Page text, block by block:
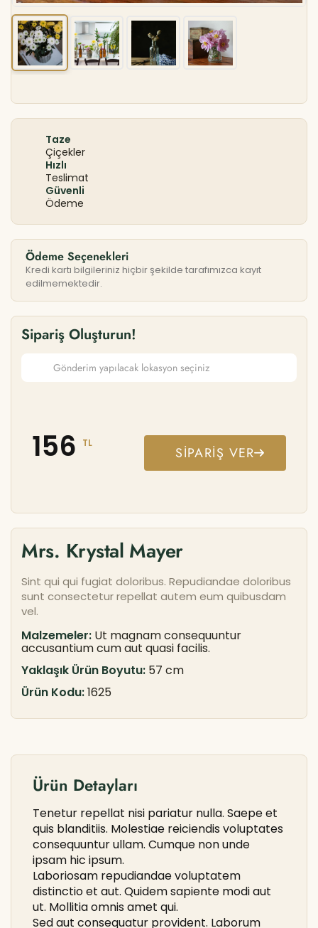
Mrs. Krystal Mayer
Sint qui qui fugiat doloribus. Repudiandae doloribus
sunt consectetur repellat autem eum quibusdam
vel.
Malzemeler: Ut magnam consequuntur
accusantium cum aut quasi facilis.
Yaklaşık Ürün Boyutu: 57 cm
Ürün Kodu:1625
Sipariş Oluşturun!
156 TL
SIPARIŞ VER
Taze
Çiçekler
Hızlı
Teslimat
Güvenli
Ödeme
Ödeme Seçenekleri
Kredi kartı bilgileriniz hiçbir şekilde tarafımızca kayıt
edilmemektedir.
Ürün Detayları
Tenetur repellat nisi pariatur nulla. Saepe et
quis blanditiis. Molestiae reiciendis voluptates
consequuntur ullam. Cumque non unde
ipsam hic ipsum.
Laboriosam repudiandae voluptatem
distinctio et aut. Quidem sapiente modi aut
ut. Mollitia omnis amet qui.
Sed aut consequatur provident. Laborum